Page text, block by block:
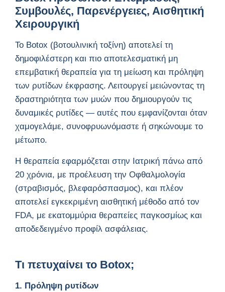
Συμβουλές, Παρενέργειες, Αισθητική
Χειρουργική
Το Botox (βοτουλινική τοξίνη) αποτελεί τη
δημοφιλέστερη και πιο αποτελεσματική μη
επεμβατική θεραπεία για τη μείωση και πρόληψη
των ρυτίδων έκφρασης. Λειτουργεί μειώνοντας τη
δραστηριότητα των μυών που δημιουργούν τις
δυναμικές ρυτίδες — αυτές που εμφανίζονται όταν
χαμογελάμε, συνοφρυωνόμαστε ή σηκώνουμε το
μέτωπο.
Η θεραπεία εφαρμόζεται στην Ιατρική πάνω από
20 χρόνια, με προέλευση την Οφθαλμολογία
(στραβισμός, βλεφαρόσπασμος), και πλέον
αποτελεί εγκεκριμένη αισθητική μέθοδο από τον
FDA, με εκατομμύρια θεραπείες παγκοσμίως και
αποδεδειγμένο προφίλ ασφάλειας.
Τι πετυχαίνει το Botox;
1. Πρόληψη ρυτίδων